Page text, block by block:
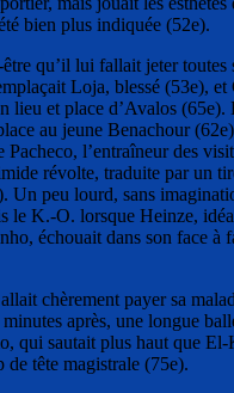
bien plus indiquée (52e).
qu’il lui fallait jeter toutes
Loja, blessé (53e),
lieu et place d’Avalos (65e).
au jeune Benachour
Pacheco, l’entraîneur des
révolte, traduite par un
Un peu lourd, sans
le K.-O. lorsque Heinze,
échouait dans son face à
chèrement payer sa
après, une longue
qui sautait plus haut que
tête magistrale (75e).